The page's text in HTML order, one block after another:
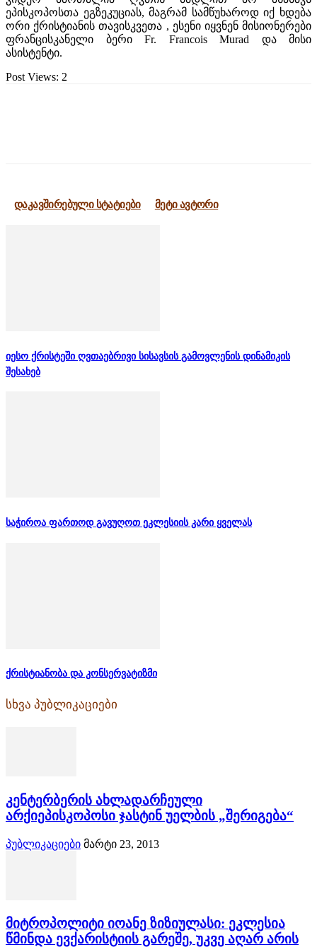
ეპისკოპოსთა ეგზეკუციას, მაგრამ სამწუხაროდ იქ ხდება
ორი ქრისტიანის თავისკვეთა , ესენი იყვნენ მისიონერები
ფრანცისკანელი ბერი Fr. Francois Murad და მისი
ასისტენტი.
Post Views: 2
დაკავშირებული სტატიები მეტი ავტორი
იესო ქრისტეში ღვთაებრივი სისავსის გამოვლენის დინამიკის
შესახებ
საჭიროა ფართოდ გავუღოთ ეკლესიის კარი ყველას
ქრისტიანობა და კონსერვატიზმი
სხვა პუბლიკაციები
კენტერბერის ახლადარჩეული
არქიეპისკოპოსი ჯასტინ უელბის „შერიგება“
პუბლიკაციები მარტი 23, 2013
მიტროპოლიტი იოანე ზიზიულასი: ეკლესია
წმინდა ევქარისტიის გარეშე, უკვე აღარ არის